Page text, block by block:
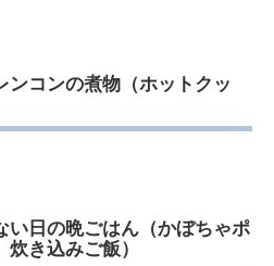
ンコンの煮物（ホットクッ
い日の晩ごはん（かぼちゃポ
炊き込みご飯）